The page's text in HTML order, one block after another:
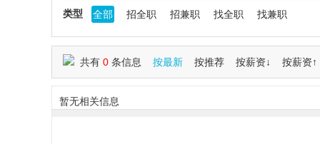
佳
类型 全部 招全职 招兼职 找全职 找兼职
共有 0 条信息 按最新 按推荐 按薪资↓ 按薪资↑
暂无相关信息